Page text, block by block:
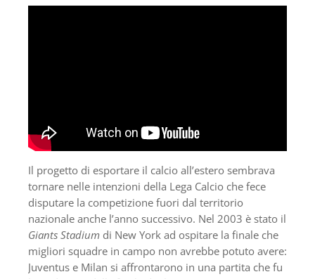
Il progetto di esportare il calcio all’estero sembrava
tornare nelle intenzioni della Lega Calcio che fece
disputare la competizione fuori dal territorio
nazionale anche l’anno successivo. Nel 2003 è stato il
Giants Stadium di New York ad ospitare la finale che
migliori squadre in campo non avrebbe potuto avere:
Juventus e Milan si affrontarono in una partita che fu